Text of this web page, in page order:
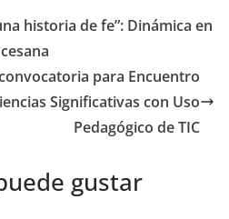
historia de fe”: Dinámica en
para Encuentro
Significativas con Uso
Pedagógico de TIC
gustar